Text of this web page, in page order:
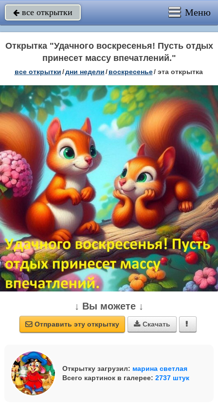
 все открытки Меню
Открытка "Удачного воскресенья! Пусть отдых
принесет массу впечатлений."
все открытки/дни недели/ воскресенье/ эта открытка
↓ Вы можете ↓
 Отправить эту открытку  Скачать 
Открытку загрузил: марина светлая
Всего картинок в галерее: 2737 штук